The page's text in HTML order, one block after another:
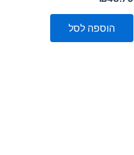
0
מתוך
הוספה לסל